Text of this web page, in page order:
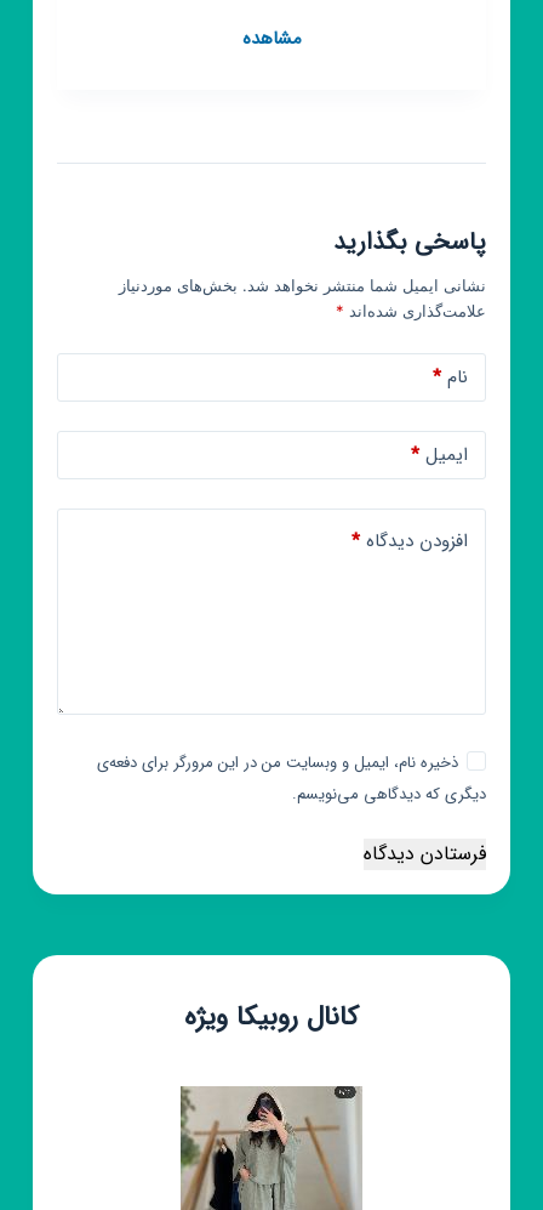
مشاهدهکانال
پاسخی بگذارید
نشانی ایمیل شما منتشر نخواهد شد. بخش‌های موردنیاز
علامت‌گذاری شده‌اند *
نام*
ایمیل*
افزودن دیدگاه*
ذخیره نام، ایمیل و وبسایت من در این مرورگر برای دفعه‌ی
دیگری که دیدگاهی می‌نویسم.
فرستادن دیدگاه
کانال روبیکا ویژه